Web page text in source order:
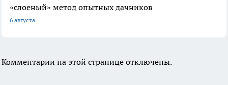
«слоеный» метод опытных дачников
6 августа
Комментарии на этой странице отключены.